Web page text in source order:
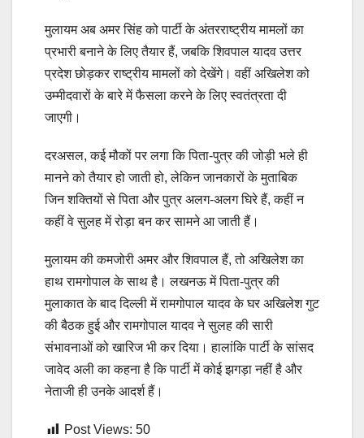
मुलायम अब अमर सिंह को पार्टी के अंतरराष्ट्रीय मामलों का
प्रभारी बनाने के लिए तैयार हैं, जबकि शिवपाल यादव उत्तर
प्रदेश छोड़कर राष्ट्रीय मामलों को देखेंगे। वहीं अखिलेश को
उम्मीदवारों के बारे में फैसला करने के लिए स्वतंत्रता दी
जाएगी।
दरअसल, कई मौकों पर लगा कि पिता-पुत्र की जोड़ी भले ही
मानने को तैयार हो जाती हो, लेकिन जानकारों के मुताबिक
जिन शक्तियों से पिता और पुत्र अलग-अलग घिरे हैं, कहीं न
कहीं वे सुलह में रोड़ा बन कर सामने आ जाती हैं।
मुलायम की कमजोरी अमर और शिवपाल हैं, तो अखिलेश का
हाथ रामगोपाल के साथ है। लखनऊ में पिता-पुत्र की
मुलाकात के बाद दिल्ली में रामगोपाल यादव के घर अखिलेश गुट
की बैठक हुई और रामगोपाल यादव ने सुलह की सारी
संभावनाओं को खारिज भी कर दिया। हालांकि पार्टी के सांसद
जावेद अली का कहना है कि पार्टी में कोई झगड़ा नहीं है और
नेताजी ही उनके आदर्श हैं।
Post Views: 50